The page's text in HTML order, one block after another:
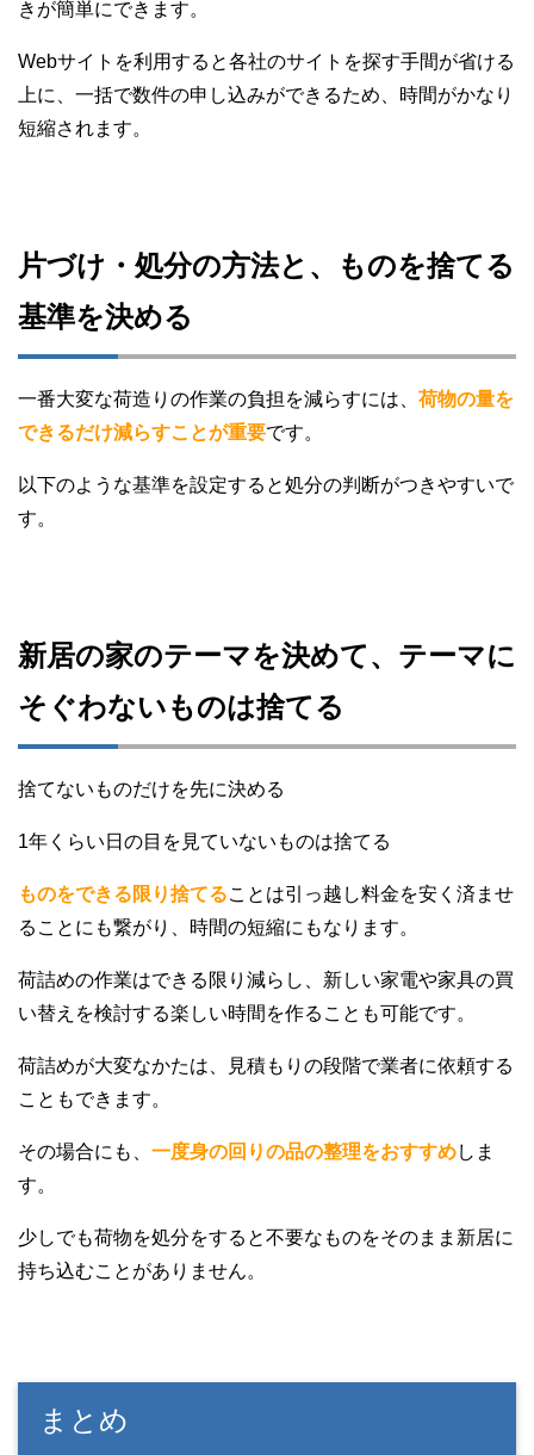
きが簡単にできます。
Webサイトを利用すると各社のサイトを探す手間が省ける
上に、一括で数件の申し込みができるため、時間がかなり
短縮されます。
片づけ・処分の方法と、ものを捨てる
基準を決める
一番大変な荷造りの作業の負担を減らすには、 荷物の量を
できるだけ減らすことが重要です。
以下のような基準を設定すると処分の判断がつきやすいで
す。
新居の家のテーマを決めて、テーマに
そぐわないものは捨てる
捨てないものだけを先に決める
1年くらい日の目を見ていないものは捨てる
ものをできる限り捨てることは引っ越し料金を安く済ませ
ることにも繋がり、時間の短縮にもなります。
荷詰めの作業はできる限り減らし、新しい家電や家具の買
い替えを検討する楽しい時間を作ることも可能です。
荷詰めが大変なかたは、見積もりの段階で業者に依頼する
こともできます。
その場合にも、 一度身の回りの品の整理をおすすめしま
す。
少しでも荷物を処分をすると不要なものをそのまま新居に
持ち込むことがありません。
まとめ